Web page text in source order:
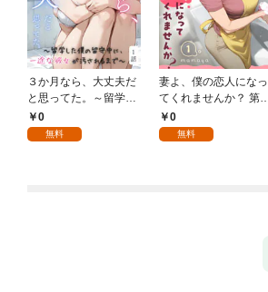
３か月なら、大丈夫だ
と思ってた。～留学し
た僕の留守中に、一途
な彼女が汚されるまで
0
無料
妻よ、僕の恋人になっ
てくれませんか？ 第1
話0
無料